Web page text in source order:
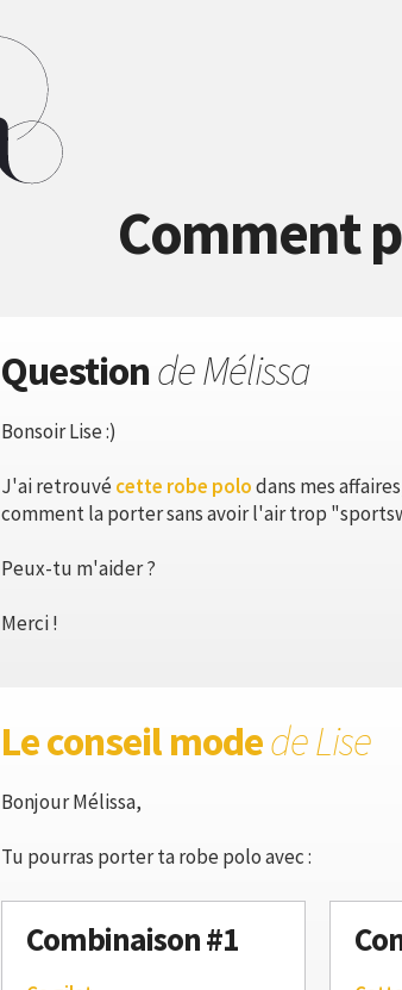
Comment
Questionde Mélissa
Bonsoir Lise :)
J'ai retrouvécette robe polodans mes
comment la porter sans avoir l'air trop
Peux-tu m'aider ?
Merci !
Le conseil modede Lise
Bonjour Mélissa,
Tu pourras porter ta robe polo avec :
Combinaison #1